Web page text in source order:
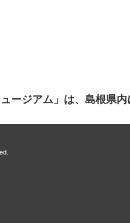
ージアム」は、島根県